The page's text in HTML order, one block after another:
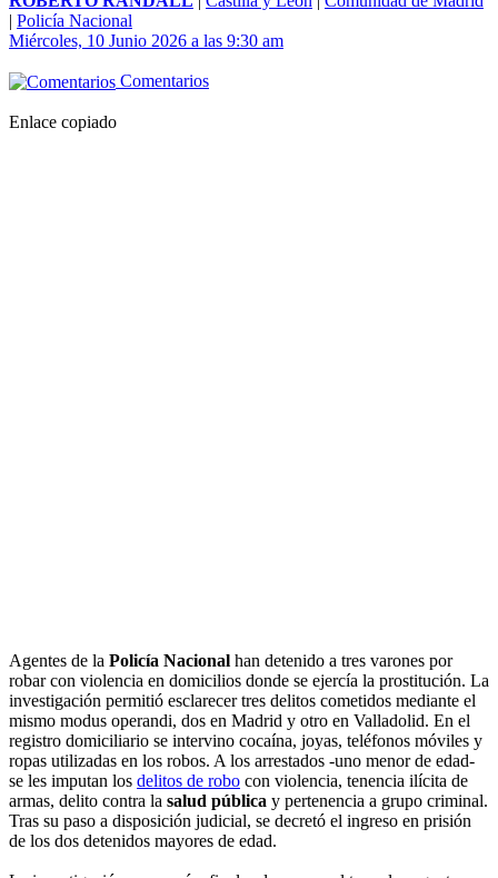
| Policía Nacional
Miércoles, 10 Junio 2026 a las 9:30 am
Comentarios
Enlace copiado
Agentes de la Policía Nacional han detenido a tres varones por
robar con violencia en domicilios donde se ejercía la prostitución. La
investigación permitió esclarecer tres delitos cometidos mediante el
mismo modus operandi, dos en Madrid y otro en Valladolid. En el
registro domiciliario se intervino cocaína, joyas, teléfonos móviles y
ropas utilizadas en los robos. A los arrestados -uno menor de edad-
se les imputan los delitos de robo con violencia, tenencia ilícita de
armas, delito contra la salud pública y pertenencia a grupo criminal.
Tras su paso a disposición judicial, se decretó el ingreso en prisión
de los dos detenidos mayores de edad.